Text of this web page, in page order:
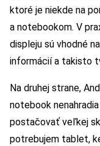
ktoré je niekde na
a notebookom. V
displeju sú vhodné
informácií a takisto
Na druhej strane,
notebook
postačovať veľkej
potrebujem tablet,